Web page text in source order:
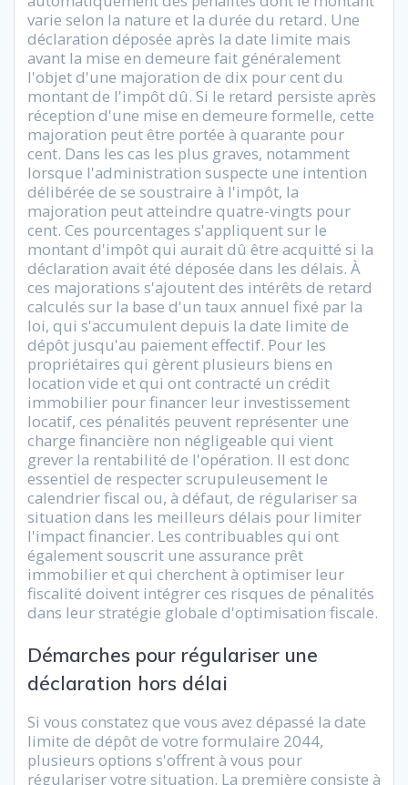
varie selon la nature et la durée du retard. Une
déclaration déposée après la date limite mais
avant la mise en demeure fait généralement
l'objet d'une majoration de dix pour cent du
montant de l'impôt dû. Si le retard persiste après
réception d'une mise en demeure formelle, cette
majoration peut être portée à quarante pour
cent. Dans les cas les plus graves, notamment
lorsque l'administration suspecte une intention
délibérée de se soustraire à l'impôt, la
majoration peut atteindre quatre-vingts pour
cent. Ces pourcentages s'appliquent sur le
montant d'impôt qui aurait dû être acquitté si la
déclaration avait été déposée dans les délais. À
ces majorations s'ajoutent des intérêts de retard
calculés sur la base d'un taux annuel fixé par la
loi, qui s'accumulent depuis la date limite de
dépôt jusqu'au paiement effectif. Pour les
propriétaires qui gèrent plusieurs biens en
location vide et qui ont contracté un crédit
immobilier pour financer leur investissement
locatif, ces pénalités peuvent représenter une
charge financière non négligeable qui vient
grever la rentabilité de l'opération. Il est donc
essentiel de respecter scrupuleusement le
calendrier fiscal ou, à défaut, de régulariser sa
situation dans les meilleurs délais pour limiter
l'impact financier. Les contribuables qui ont
également souscrit une assurance prêt
immobilier et qui cherchent à optimiser leur
fiscalité doivent intégrer ces risques de pénalités
dans leur stratégie globale d'optimisation fiscale.
Démarches pour régulariser une
déclaration hors délai
Si vous constatez que vous avez dépassé la date
limite de dépôt de votre formulaire 2044,
plusieurs options s'offrent à vous pour
régulariser votre situation. La première consiste à